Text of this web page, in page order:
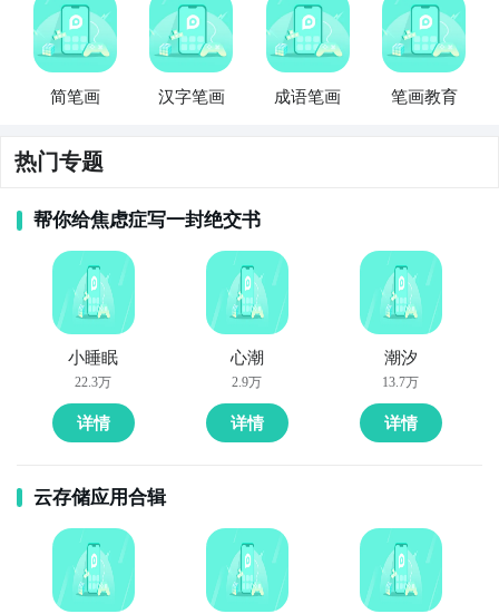
简笔画 汉字笔画 成语笔画 笔画教育
热门专题
帮你给焦虑症写一封绝交书
小睡眠
22.3万
详情
心潮
2.9万
详情
潮汐
13.7万
详情
云存储应用合辑